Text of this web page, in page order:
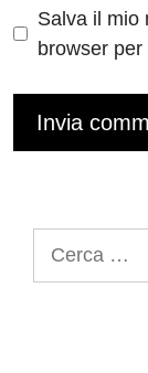
Salva il mio
browser